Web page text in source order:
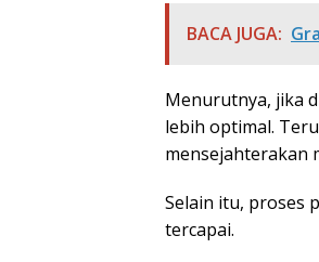
BACA JUGA:
Menurutnya, jika
lebih optimal.
mensejahterakan
Selain itu, proses
tercapai.